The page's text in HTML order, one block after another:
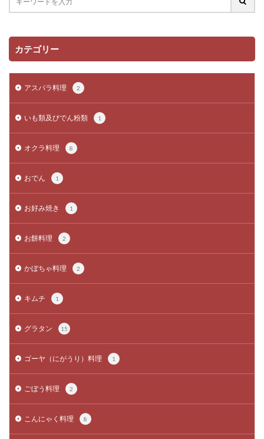
カテゴリー
アスパラ料理 2
いも類及びでん粉類 1
オクラ料理 8
おでん 1
お好み焼き 1
お餅料理 2
かぼちゃ料理 2
キムチ 1
グラタン 15
ゴーヤ（にがうり）料理 1
ごぼう料理 2
こんにゃく料理 8